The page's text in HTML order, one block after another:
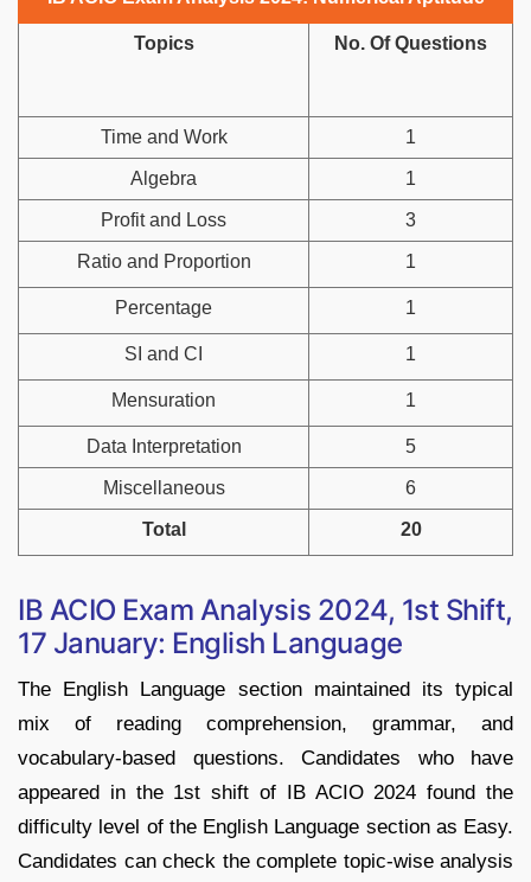
Topics No. Of Questions
Time and Work 1
Algebra 1
Profit and Loss 3
Ratio and Proportion 1
Percentage 1
SI and CI 1
Mensuration 1
Data Interpretation 5
Miscellaneous 6
Total 20
IB ACIO Exam Analysis 2024, 1st Shift,
17 January: English Language
The English Language section maintained its typical
mix of reading comprehension, grammar, and
vocabulary-based questions. Candidates who have
appeared in the 1st shift of IB ACIO 2024 found the
difficulty level of the English Language section as Easy.
Candidates can check the complete topic-wise analysis